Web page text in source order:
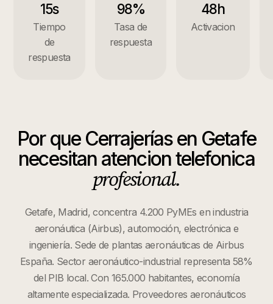
15s
Tiempo
de
respuesta
98%
Tasa de
respuesta
48h
Activacion
Por que Cerrajeríasen Getafe
necesitan atencion telefonica
profesional.
Getafe, Madrid, concentra 4.200 PyMEs en industria
aeronáutica (Airbus), automoción, electrónica e
ingeniería. Sede de plantas aeronáuticas de Airbus
España. Sector aeronáutico-industrial representa 58%
del PIB local. Con 165.000 habitantes, economía
altamente especializada. Proveedores aeronáuticos